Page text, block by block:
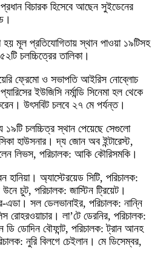
বিচারক হিসেবে আছেন সুইডেনের
মূল প্রতিযোগিতায় স্থান পাওয়া ১৯টিসহ
চলচ্চিত্রের তালিকা।
ফ্রেমো ও সভাপতি আইরিস নোব্লোচ
ইউজিসি নর্মান্ডি সিনেমা হল থেকে
উৎসবিট চলবে ২৭ মে পর্যন্ত।
১৯টি চলচ্চিত্র স্থান পেয়েছে সেগুলো
হাউসনার। দ্য জোন অব ইন্টারেস্ট,
লিভস, পরিচালক: আকি কৌরিসমকি।
হানিয়া। অ্যাস্টেরয়েড সিটি, পরিচালক:
চুট, পরিচালক: জাস্টিন ট্রিয়েট।
এডা। সল ডেলভানাইর, পরিচালক: নান্নি
রোহরওয়াচার। লা’টে ডেরনির, পরিচালক:
ডি ডোদিন বৌফান্ট, পরিচালক: ট্রান আনহ
নুরি বিলগে চেইলান। মে ডিসেম্বর,